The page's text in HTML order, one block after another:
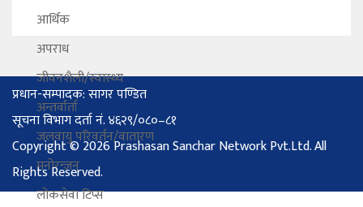
आर्थिक
अपराध
जीवनशैली/स्वास्थ्य
अन्तर्वार्ता
जलवायु परिवर्तन/वातारण
मनोरन्जन
लोकसेवा टिप्स
प्रधान-सम्पादक: सागर पण्डित
सूचना विभाग दर्ता नं. ४६२९/०८०–८१
Copyright © 2026 Prashasan Sanchar Network Pvt.Ltd. All
Rights Reserved.